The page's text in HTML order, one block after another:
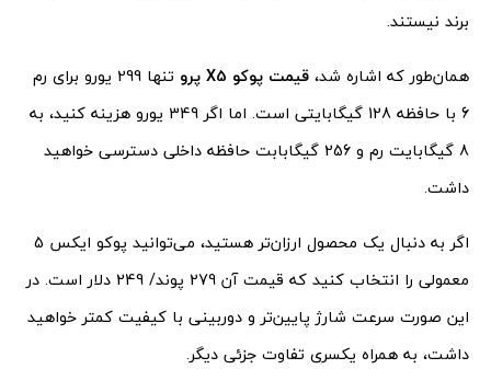
برند نیستند.
همان‌طور که اشاره شد، قیمت پوکو X5 پرو
تنها 299 یورو برای رم
6 با حافظه 128 گیگابایتی است. اما اگر 349 یورو هزینه کنید، به
8 گیگابایت رم و 256 گیگابابت حافظه داخلی دسترسی خواهید
داشت.
اگر به دنبال یک محصول ارزان‌تر هستید، می‌توانید پوکو ایکس 5
معمولی را انتخاب کنید که قیمت آن 279 پوند/ 249 دلار است. در
این صورت سرعت شارژ پایین‌تر و دوربینی با کیفیت کمتر خواهید
داشت، به همراه یکسری تفاوت جزئی دیگر.